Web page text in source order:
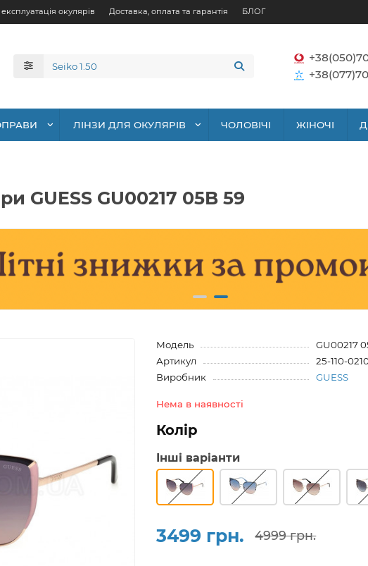
окулярів Доставка, оплата та гарантія БЛОГ
ЛІНЗИ ДЛЯ ОКУЛЯРІВ ЧОЛОВІЧІ ЖІНОЧІ
GUESS GU00217 05B 59
Модель
GU00217
Артикул
25-110-
Виробник
GUESS
Нема в наявності
Колір
Інші варіанти
3499 грн. 4999 грн.